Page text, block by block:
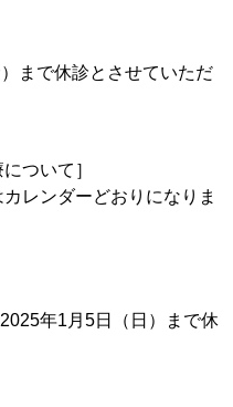
まで休診とさせていただ
ついて］
レンダーどおりになりま
年1月5日（日）まで休